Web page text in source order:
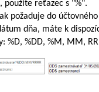
použite reťazec s "%".
požaduje do
dňa, máte k
%D, %DD, %M, MM,